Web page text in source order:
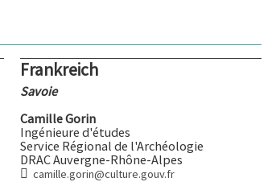
Frankreich
Savoie
Camille Gorin
Ingénieure d'études
Service Régional de l'Archéologie
DRAC Auvergne-Rhône-Alpes
camille.gorin@culture.gouv.fr